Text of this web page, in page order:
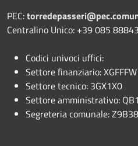
PEC:
Centralino Unico: +39 085
Codici univoci uffici:
Settore finanziario: XGFFFW
Settore tecnico: 3GX1X0
Settore amministrativo:
Segreteria comunale: